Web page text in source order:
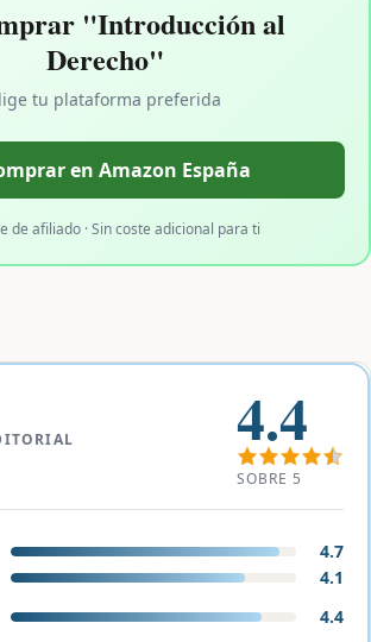
"Introducción al
Derecho"
tu plataforma preferida
en Amazon España
de afiliado · Sin coste adicional para ti
4.4
SOBRE 5
4.7
4.1
4.4